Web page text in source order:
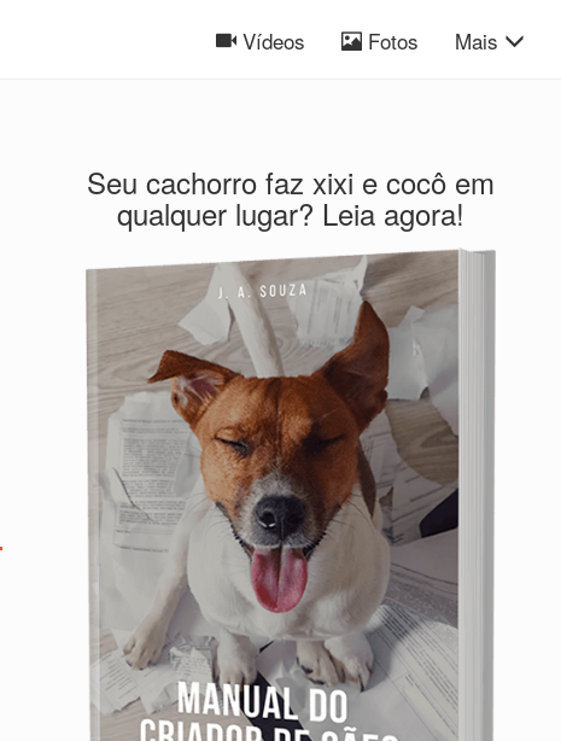
Vídeos Fotos Mais
Seu cachorro faz xixi e cocô em
qualquer lugar? Leia agora!